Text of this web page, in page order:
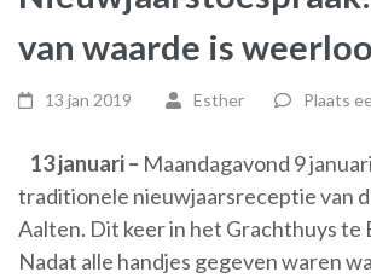
van waarde is
13 jan 2019 Esther Plaats
13 januari – Maandagavond 9
traditionele nieuwjaarsreceptie van
Aalten. Dit keer in het Grachthuys te
Nadat alle handjes gegeven waren